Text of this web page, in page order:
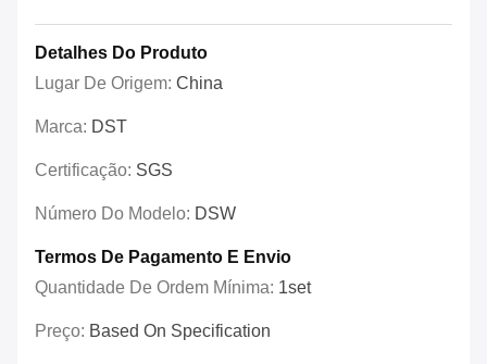
Detalhes Do Produto
Lugar De Origem: China
Marca: DST
Certificação: SGS
Número Do Modelo: DSW
Termos De Pagamento E Envio
Quantidade De Ordem Mínima: 1set
Preço: Based On Specification